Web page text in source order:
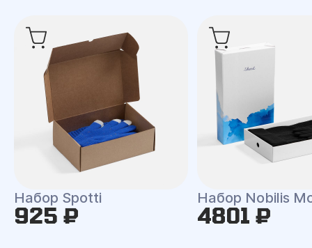
Набор Spotti
925 ₽
Набор Nobilis
4801 ₽